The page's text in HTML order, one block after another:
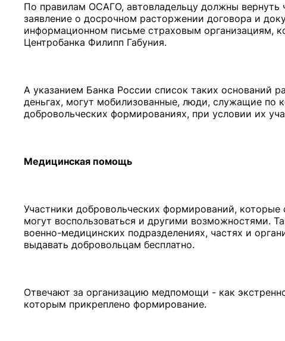
По правилам ОСАГО, автовладельцу должны
заявление о досрочном расторжении договора и
информационном письме страховым организациям,
Центробанка Филипп Габуния.
А указанием Банка России список таких оснований
деньгах, могут мобилизованные, люди, служащие по
добровольческих формированиях, при условии их
Медицинская помощь
Участники добровольческих формирований,
могут воспользоваться и другими возможностями.
военно-медицинских подразделениях, частях и
выдавать добровольцам бесплатно.
Отвечают за организацию медпомощи - как
которым прикреплено формирование.